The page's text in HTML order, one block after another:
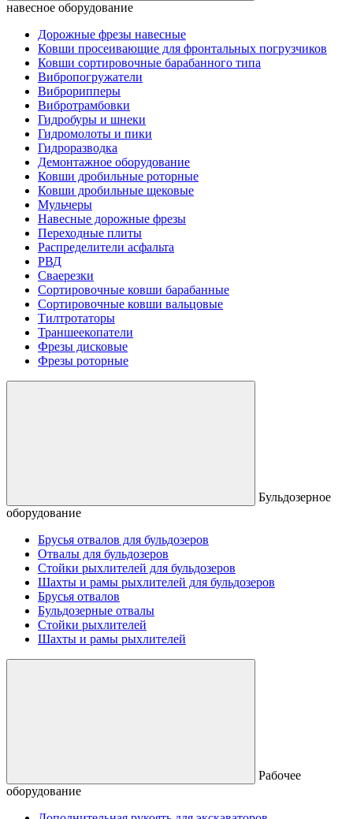
навесное оборудование
Дорожные фрезы навесные
Ковши просеивающие для фронтальных погрузчиков
Ковши сортировочные барабанного типа
Вибропогружатели
Виброрипперы
Вибротрамбовки
Гидробуры и шнеки
Гидромолоты и пики
Гидроразводка
Демонтажное оборудование
Ковши дробильные роторные
Ковши дробильные щековые
Мульчеры
Навесные дорожные фрезы
Переходные плиты
Распределители асфальта
РВД
Сваерезки
Сортировочные ковши барабанные
Сортировочные ковши вальцовые
Тилтротаторы
Траншеекопатели
Фрезы дисковые
Фрезы роторные
Бульдозерное
оборудование
Брусья отвалов для бульдозеров
Отвалы для бульдозеров
Стойки рыхлителей для бульдозеров
Шахты и рамы рыхлителей для бульдозеров
Брусья отвалов
Бульдозерные отвалы
Стойки рыхлителей
Шахты и рамы рыхлителей
Рабочее
оборудование